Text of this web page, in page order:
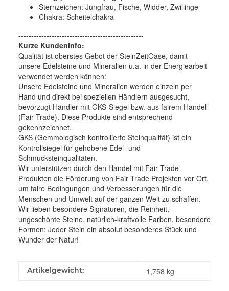
Sternzeichen: Jungfrau, Fische, Widder, Zwillinge
Chakra: Scheitelchakra
-------------------------------------------------
Kurze Kundeninfo:
Qualität ist oberstes Gebot der SteinZeitOase, damit
unsere Edelsteine und Mineralien u.a. in der Energiearbeit
verwendet werden können:
Unsere Edelsteine und Mineralien werden einzeln per
Hand und direkt bei speziellen Händlern ausgesucht,
bevorzugt Händler mit GKS-Siegel bzw. aus fairem Handel
(Fair Trade). Diese Produkte sind entsprechend
gekennzeichnet.
GKS (Gemmologisch kontrollierte Steinqualität) ist ein
Kontrollsiegel für gehobene Edel- und
Schmucksteinqualitäten.
Wir unterstützen durch den Handel mit Fair Trade
Produkten die Förderung von Fair Trade Projekten vor Ort,
um faire Bedingungen und Verbesserungen für die
Menschen und Umwelt auf der ganzen Welt zu schaffen.
Wir lieben besondere Signaturen, die Reinheit,
ungeschönte Steine, natürlich-kraftvolle Farben, besondere
Formen: Jeder Stein ein absolut besonderes Stück und
Wunder der Natur!
Produkteigenschaft
Wert
Artikelgewicht: 1,758 kg